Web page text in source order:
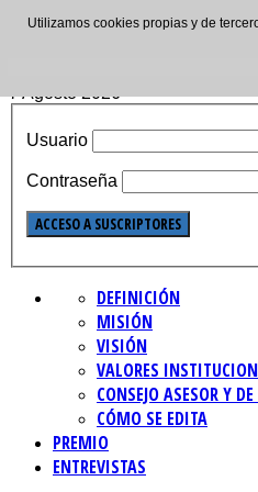
7 Agosto 2026
Usuario
Contraseña
DEFINICIÓN
MISIÓN
VISIÓN
VALORES
CONSEJO ASESOR Y
CÓMO SE EDITA
PREMIO
ENTREVISTAS
Utilizamos cookies propias y de